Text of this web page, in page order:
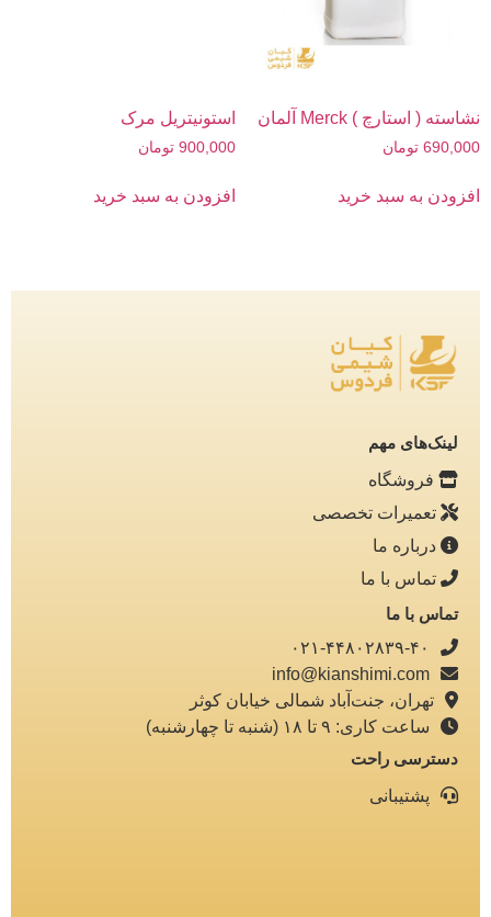
نشاسته ( استارچ ) Merck آلمان
690,000 تومان
افزودن به سبد خرید
استونیتریل مرک
900,000 تومان
افزودن به سبد خرید
لینک‌های مهم
فروشگاه
تعمیرات تخصصی
درباره ما
تماس با ما
تماس با ما
تهران، جنت‌آباد شمالی خیابان کوثر
ساعت کاری: ۹ تا ۱۸ (شنبه تا چهارشنبه)
دسترسی راحت
پشتیبانی